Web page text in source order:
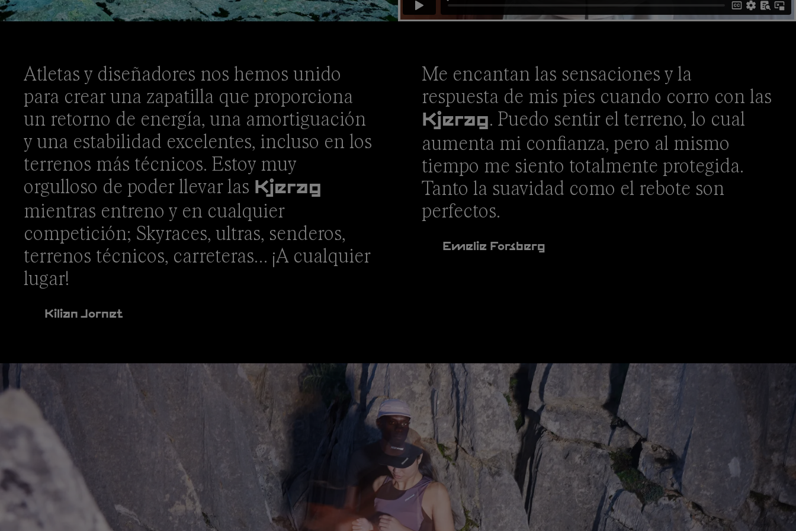
Atletas y diseñadores nos hemos unido
para crear una zapatilla que proporciona
un retorno de energía, una amortiguación
y una estabilidad excelentes, incluso en los
terrenos más técnicos. Estoy muy
orgulloso de poder llevar las Kjerag
mientras entreno y en cualquier
competición; Skyraces, ultras, senderos,
terrenos técnicos, carreteras… ¡A cualquier
lugar!
Kilian Jornet
Me encantan las sensaciones y la
respuesta de mis pies cuando corro con las
Kjerag. Puedo sentir el terreno, lo cual
aumenta mi confianza, pero al mismo
tiempo me siento totalmente protegida.
Tanto la suavidad como el rebote son
perfectos.
Emelie Forsberg